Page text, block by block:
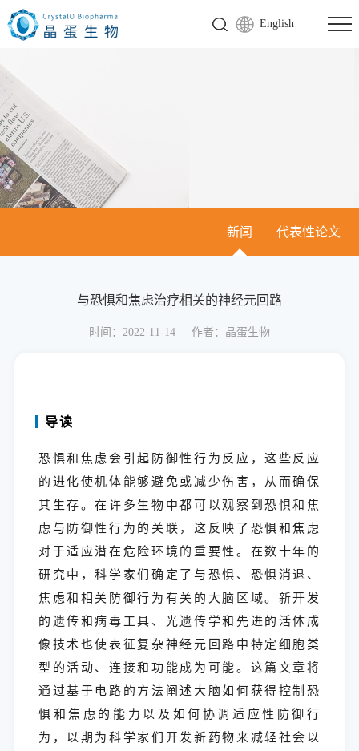
English
新闻 代表性论文
与恐惧和焦虑治疗相关的神经元回路
时间：2022-11-14 作者：晶蛋生物
导读
恐惧和焦虑会引起防御性行为反应，这些反应
的进化使机体能够避免或减少伤害，从而确保
其生存。在许多生物中都可以观察到恐惧和焦
虑与防御性行为的关联，这反映了恐惧和焦虑
对于适应潜在危险环境的重要性。在数十年的
研究中，科学家们确定了与恐惧、恐惧消退、
焦虑和相关防御行为有关的大脑区域。新开发
的遗传和病毒工具、光遗传学和先进的活体成
像技术也使表征复杂神经元回路中特定细胞类
型的活动、连接和功能成为可能。这篇文章将
通过基于电路的方法阐述大脑如何获得控制恐
惧和焦虑的能力以及如何协调适应性防御行
为，以期为科学家们开发新药物来减轻社会以